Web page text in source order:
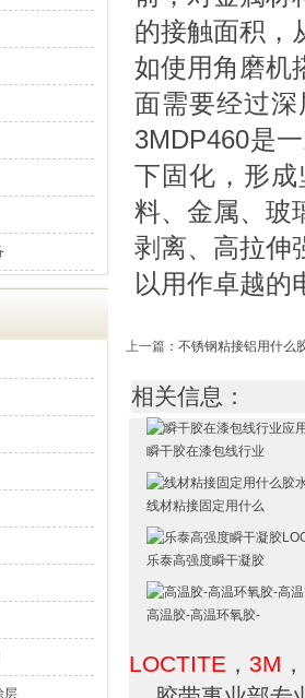
层
的接触面积，
如使用角磨机
面需要经过
3MDP460是
下固化，形
料、金属、玻
剥离、高拉伸
以用作卓越的
上一篇 ： 不锈钢粘接铝用什么
相关信息：
瞬干胶在漆包线行业
线材粘接固定用什么
乐泰高强度瞬干凝胶
高温胶-高温环氧胶-
LOCTITE ， 3M ，